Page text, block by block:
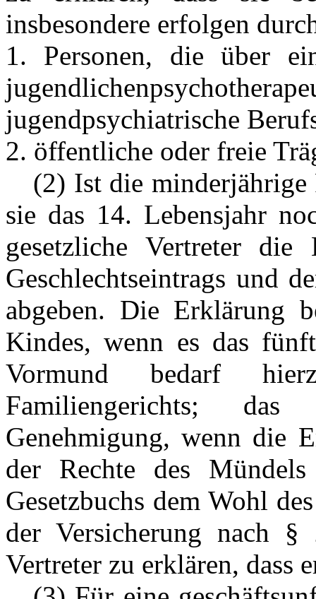
insbesondere erfolgen
1. Personen, die über
jugendpsychiatrische
2. öffentliche oder freie
(2) Ist die minderjährige
sie das 14. Lebensjahr
gesetzliche Vertreter
Geschlechtseintrags und
abgeben. Die Erklärung
Kindes, wenn es das
Vormund bedarf
Familiengerichts;
Genehmigung, wenn die
der Rechte des
Gesetzbuchs dem Wohl
der Versicherung nach
Vertreter zu erklären, dass